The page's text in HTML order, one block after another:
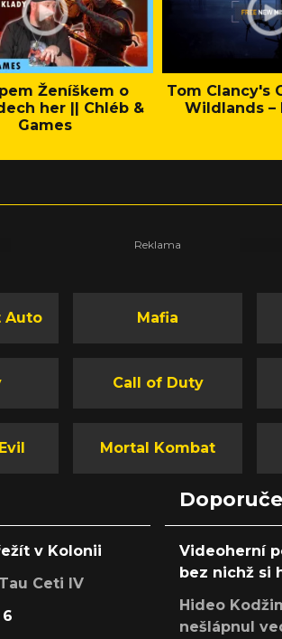
Ženíškem o
her || Chléb &
Games
Tom Clancy's
Wildlands –
Auto Mafia
Call of Duty
Mortal Kombat
v Kolonii
Ceti IV
Videoherní
bez nichž si
Hideo
nešlápnul